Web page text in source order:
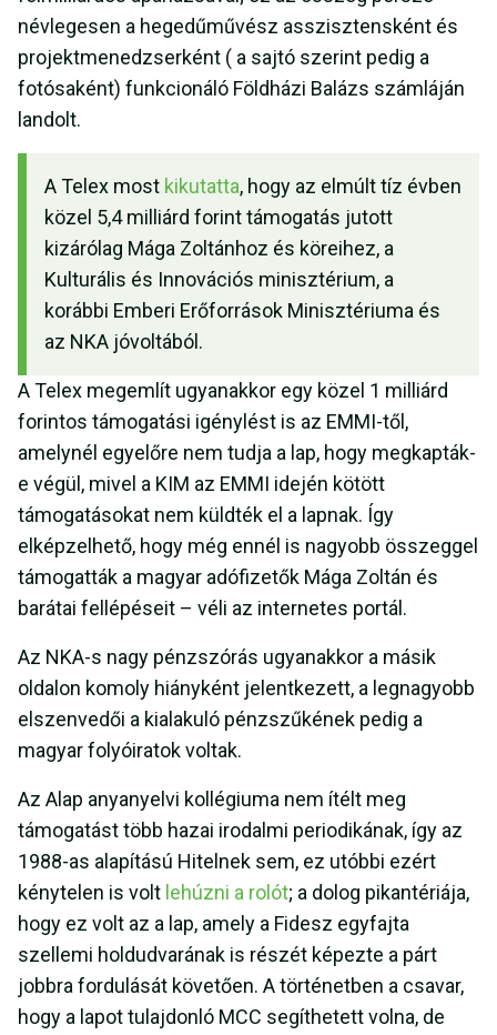
névlegesen a hegedűművész asszisztensként és
projektmenedzserként ( a sajtó szerint pedig a
fotósaként) funkcionáló Földházi Balázs számláján
landolt.
A Telex most kikutatta, hogy az elmúlt tíz évben
közel 5,4 milliárd forint támogatás jutott
kizárólag Mága Zoltánhoz és köreihez, a
Kulturális és Innovációs minisztérium, a
korábbi Emberi Erőforrások Minisztériuma és
az NKA jóvoltából.
A Telex megemlít ugyanakkor egy közel 1 milliárd
forintos támogatási igénylést is az EMMI-től,
amelynél egyelőre nem tudja a lap, hogy megkapták-
e végül, mivel a KIM az EMMI idején kötött
támogatásokat nem küldték el a lapnak. Így
elképzelhető, hogy még ennél is nagyobb összeggel
támogatták a magyar adófizetők Mága Zoltán és
barátai fellépéseit – véli az internetes portál.
Az NKA-s nagy pénzszórás ugyanakkor a másik
oldalon komoly hiányként jelentkezett, a legnagyobb
elszenvedői a kialakuló pénzszűkének pedig a
magyar folyóiratok voltak.
Az Alap anyanyelvi kollégiuma nem ítélt meg
támogatást több hazai irodalmi periodikának, így az
1988-as alapítású Hitelnek sem, ez utóbbi ezért
kénytelen is volt lehúzni a rolót; a dolog pikantériája,
hogy ez volt az a lap, amely a Fidesz egyfajta
szellemi holdudvarának is részét képezte a párt
jobbra fordulását követően. A történetben a csavar,
hogy a lapot tulajdonló MCC segíthetett volna, de